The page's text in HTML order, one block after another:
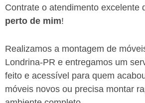
Contrate o atendimento excelente
perto de mim!
Realizamos a montagem de
Londrina-PR e entregamos um
feito e acessível para quem
móveis novos ou precisa montar